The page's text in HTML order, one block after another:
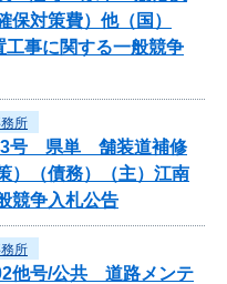
対策費）他（国）
事に関する一般競争
所
-3号 県単 舗装道補修
）（債務）（主）江南
競争入札公告
所
他号/公共 道路メンテ